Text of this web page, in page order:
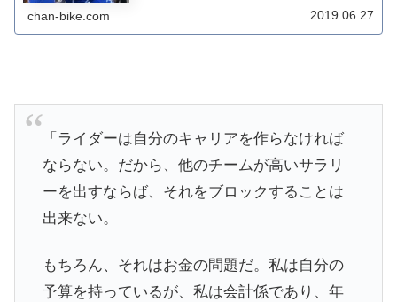
chan-bike.com 2019.06.27
「ライダーは自分のキャリアを作らなければ
ならない。だから、他のチームが高いサラリ
ーを出すならば、それをブロックすることは
出来ない。
もちろん、それはお金の問題だ。私は自分の
予算を持っているが、私は会計係であり、年